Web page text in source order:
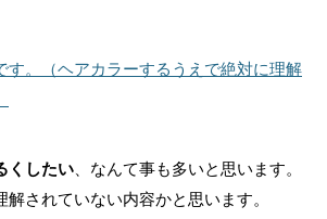
す。（ヘアカラーするうえで絶対に理解
くしたい 、なんて事も多いと思います。
解されていない内容かと思います。